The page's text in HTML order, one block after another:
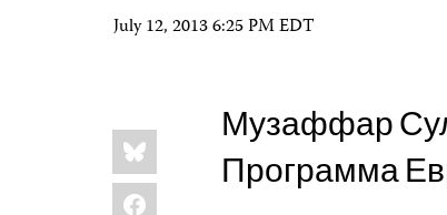
July 12, 2013 6:25 PM EDT
Share
this:
Bluesky
Facebook
Музаффар
Программа